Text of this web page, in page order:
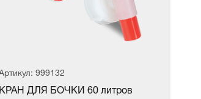
999132
КРАН ДЛЯ БОЧКИ 60 литров